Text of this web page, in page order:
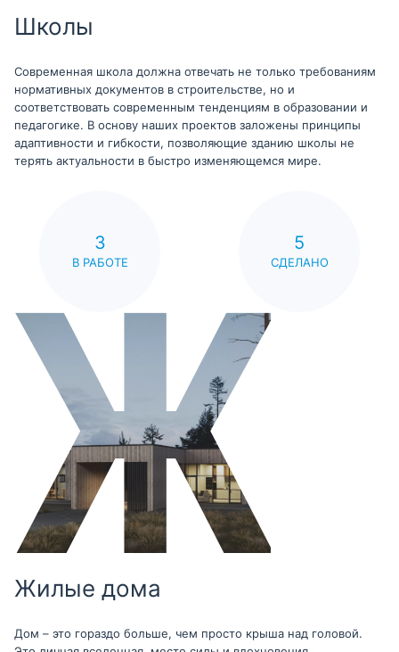
Школы
Современная школа должна отвечать не только требованиям
нормативных документов в строительстве, но и
соответствовать современным тенденциям в образовании и
педагогике. В основу наших проектов заложены принципы
адаптивности и гибкости, позволяющие зданию школы не
терять актуальности в быстро изменяющемся мире.
3
В РАБОТЕ
5
СДЕЛАНО
Жилые дома
Дом – это гораздо больше, чем просто крыша над головой.